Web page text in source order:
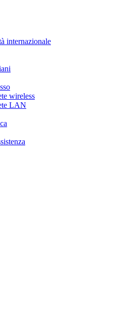
internazionale
wireless
LAN